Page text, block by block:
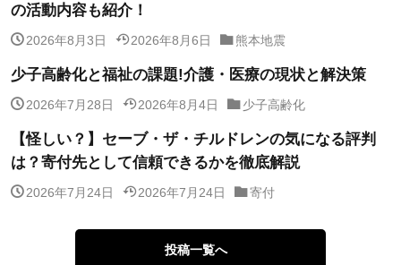
の活動内容も紹介！
2026年8月3日 2026年8月6日 熊本地震
少子高齢化と福祉の課題!介護・医療の現状と解決策
2026年7月28日 2026年8月4日 少子高齢化
【怪しい？】セーブ・ザ・チルドレンの気になる評判
は？寄付先として信頼できるかを徹底解説
2026年7月24日 2026年7月24日 寄付
投稿一覧へ